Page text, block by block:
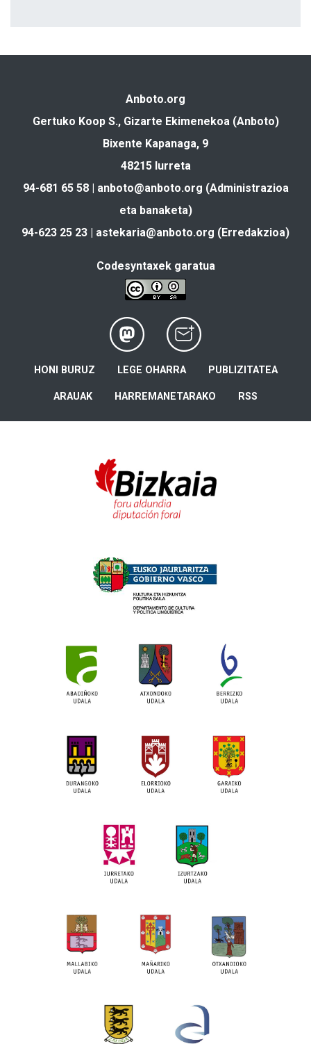
Anboto.org
Gertuko Koop S., Gizarte Ekimenekoa (Anboto)
Bixente Kapanaga, 9
48215 Iurreta
94-681 65 58 | anboto@anboto.org (Administrazioa
eta banaketa)
94-623 25 23 | astekaria@anboto.org (Erredakzioa)
Codesyntaxek garatua
HONI BURUZ LEGE OHARRA PUBLIZITATEA
ARAUAK HARREMANETARAKO RSS